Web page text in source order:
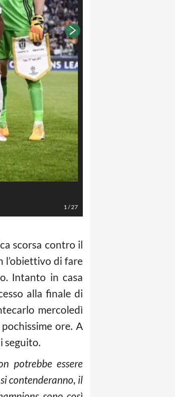
1/27
scorsa contro il
l’obiettivo di fare
Intanto in casa
alla finale di
mercoledì
ore. A
seguito.
potrebbe essere
contenderanno, il